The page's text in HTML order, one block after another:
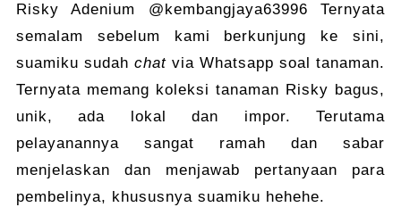
Risky Adenium @kembangjaya63996 Ternyata
semalam sebelum kami berkunjung ke sini,
suamiku sudah chatvia Whatsapp soal tanaman.
Ternyata memang koleksi tanaman Risky bagus,
unik, ada lokal dan impor. Terutama
pelayanannya sangat ramah dan sabar
menjelaskan dan menjawab pertanyaan para
pembelinya, khususnya suamiku hehehe.